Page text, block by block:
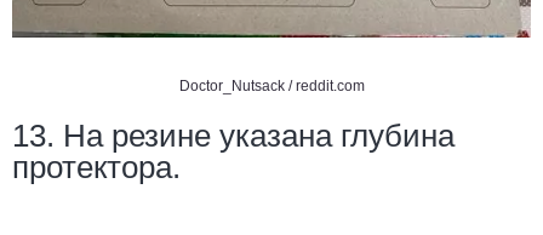
Doctor_Nutsack /reddit.com
13. На резине указана глубина
протектора.